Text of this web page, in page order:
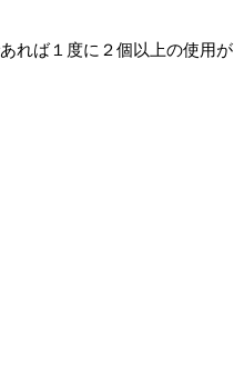
れば１度に２個以上の使用が